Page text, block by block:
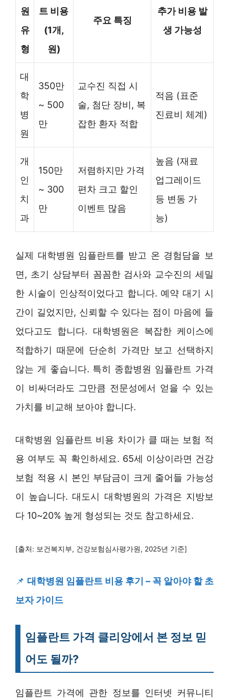
원
유
형
트 비용
(1개,
원)
주요 특징
추가 비용 발
생 가능성
대
학
병
원
350만
~ 500
만
교수진 직접 시
술, 첨단 장비, 복
잡한 환자 적합
적음 (표준
진료비 체계)
개
인
치
과
150만
~ 300
만
저렴하지만 가격
편차 크고 할인
이벤트 많음
높음 (재료
업그레이드
등 변동 가
능)
실제 대학병원 임플란트를 받고 온 경험담을 보
면, 초기 상담부터 꼼꼼한 검사와 교수진의 세밀
한 시술이 인상적이었다고 합니다. 예약 대기 시
간이 길었지만, 신뢰할 수 있다는 점이 마음에 들
었다고도 합니다. 대학병원은 복잡한 케이스에
적합하기 때문에 단순히 가격만 보고 선택하지
않는 게 좋습니다. 특히 종합병원 임플란트 가격
이 비싸더라도 그만큼 전문성에서 얻을 수 있는
가치를 비교해 보아야 합니다.
대학병원 임플란트 비용 차이가 클 때는 보험 적
용 여부도 꼭 확인하세요. 65세 이상이라면 건강
보험 적용 시 본인 부담금이 크게 줄어들 가능성
이 높습니다. 대도시 대학병원의 가격은 지방보
다 10~20% 높게 형성되는 것도 참고하세요.
[출처: 보건복지부, 건강보험심사평가원, 2025년 기준]
📌 대학병원 임플란트 비용 후기 – 꼭 알아야 할 초
보자 가이드
임플란트 가격 클리앙에서 본 정보 믿
어도 될까?
임플란트 가격에 관한 정보를 인터넷 커뮤니티